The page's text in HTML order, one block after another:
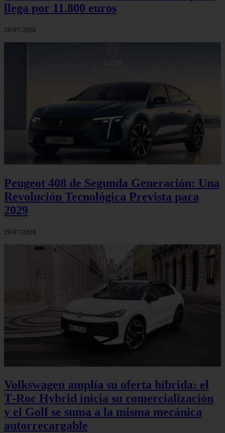
llega por 11.800 euros
29/07/2026
Peugeot 408 de Segunda Generación: Una
Revolución Tecnológica Prevista para
2029
29/07/2026
Volkswagen amplía su oferta híbrida: el
T‑Roc Hybrid inicia su comercialización
y el Golf se suma a la misma mecánica
autorrecargable